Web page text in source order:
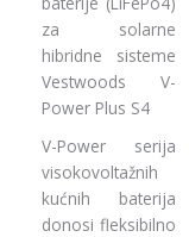
za solarne
hibridne sisteme
Vestwoods V-
Power Plus S4
V-Power serija
visokovoltažnih
kućnih baterija
donosi fleksibilno